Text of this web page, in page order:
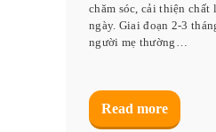
chăm sóc, cải thiện chất
ngày. Giai đoạn 2-3
người mẹ thường…
Read more